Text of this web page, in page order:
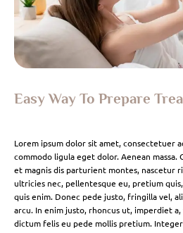
Easy Way To Prepare
Lorem ipsum dolor sit amet, consectetuer
commodo ligula eget dolor. Aenean massa.
et magnis dis parturient montes, nascetur
ultricies nec, pellentesque eu, pretium
quis enim. Donec pede justo, fringilla vel,
arcu. In enim justo, rhoncus ut, imperdiet
dictum felis eu pede mollis pretium.